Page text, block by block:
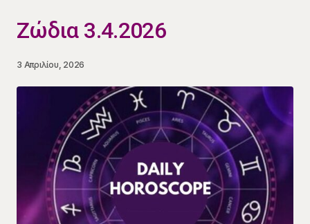
Ζώδια 3.4.2026
3 Απριλίου, 2026